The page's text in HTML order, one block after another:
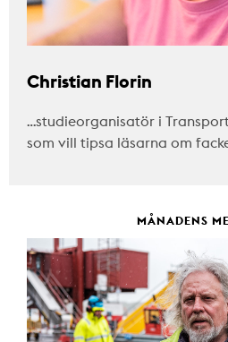
Christian Florin
…studieorganisatör i
som vill tipsa läsarna om
MÅNADENS